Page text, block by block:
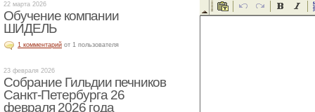
22 марта 2026
Обучение компании
ШИДЕЛЬ
1 комментарий от 1 пользователя
23 февраля 2026
Собрание Гильдии печников
Санкт-Петербурга 26
февраля 2026 года